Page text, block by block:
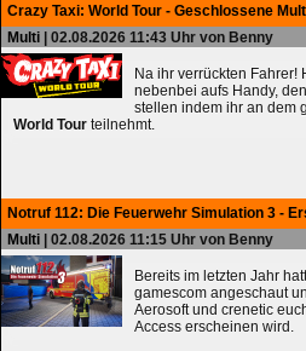
Crazy Taxi: World Tour - Geschlossene
Multi | 02.08.2026 11:43 Uhr von Benny
Na ihr verrückten Fahrer!
nebenbei aufs Handy,
stellen indem ihr an dem
World Tour teilnehmt.
Notruf 112: Die Feuerwehr Simulation 3 -
Multi | 02.08.2026 11:15 Uhr von Benny
Bereits im letzten Jahr
gamescom angeschaut
Aerosoft und crenetic
Access erscheinen wird.